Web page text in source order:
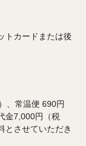
トカードまたは後
、常温便 690円
金7,000円（税
とさせていただき